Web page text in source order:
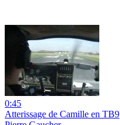
0:45
Atterissage de Camille en TB9